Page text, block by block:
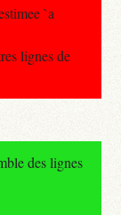
`a
lignes de
des lignes